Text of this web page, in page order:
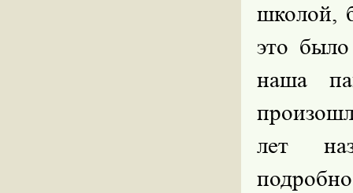
школой,
это
наша
лет